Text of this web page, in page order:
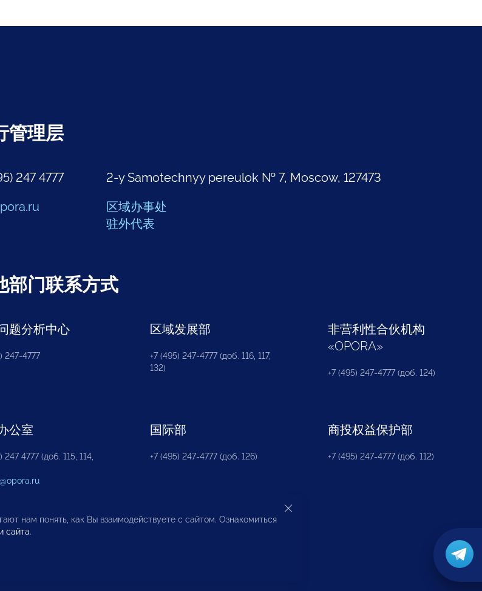
管理层
247 4777
2-y Samotechnyy pereulok № 7, Moscow, 127473
区域办事处
驻外代表
部门联系方式
题分析中心
247-4777
区域发展部
+7 (495) 247-4777 (доб. 116, 117,
132)
非营利性合伙机构
«OPORA»
+7 (495) 247-4777 (доб. 124)
公室
247 4777 (доб. 115, 114,
国际部
+7 (495) 247-4777 (доб. 126)
商投权益保护部
+7 (495) 247-4777 (доб. 112)
нам понять, как Вы взаимодействуете с сайтом. Ознакомиться
сайта.